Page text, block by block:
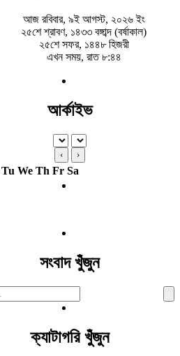
আজ রবিবার, ৯ই আগস্ট, ২০২৬ ইং
২৫শে শ্রাবণ, ১৪৩৩ বঙ্গাব্দ (বর্ষাকাল)
২৫শে সফর, ১৪৪৮ হিজরী
এখন সময়, রাত ৮:৪৪
আর্কাইভ
‹ ›
Tu We Th Fr Sa
সংবাদ খুঁজুন
ক্যাটাগরি খুঁজুন